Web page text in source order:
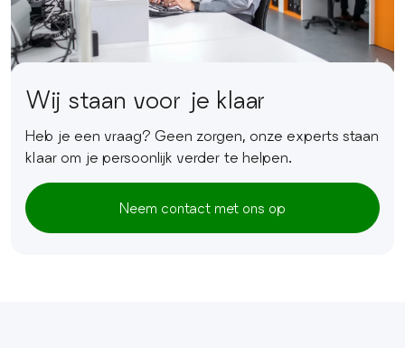
Wij staan voor je klaar
Heb je een vraag? Geen zorgen, onze experts staan
klaar om je persoonlijk verder te helpen.
Neem contact met ons op